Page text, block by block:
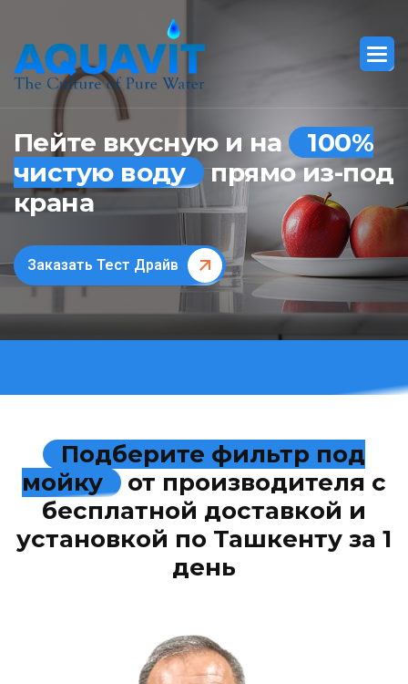
Пейте вкусную и на
100%
чистую воду прямо из-под
крана
Заказать Тест Драйв
Подберите фильтр под
мойку
от производителя с
бесплатной доставкой и
установкой по Ташкенту за 1
день